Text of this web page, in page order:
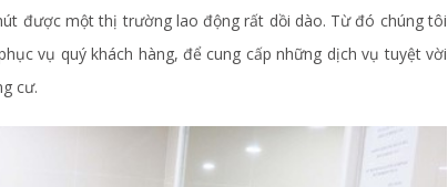
được một thị trường lao động rất dồi dào. Từ đó chúng tôi
vụ quý khách hàng, để cung cấp những dịch vụ tuyệt vời
cư.